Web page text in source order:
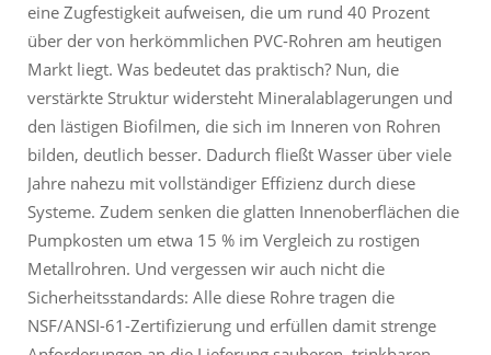
eine Zugfestigkeit aufweisen, die um rund 40 Prozent
über der von herkömmlichen PVC-Rohren am heutigen
Markt liegt. Was bedeutet das praktisch? Nun, die
verstärkte Struktur widersteht Mineralablagerungen und
den lästigen Biofilmen, die sich im Inneren von Rohren
bilden, deutlich besser. Dadurch fließt Wasser über viele
Jahre nahezu mit vollständiger Effizienz durch diese
Systeme. Zudem senken die glatten Innenoberflächen die
Pumpkosten um etwa 15 % im Vergleich zu rostigen
Metallrohren. Und vergessen wir auch nicht die
Sicherheitsstandards: Alle diese Rohre tragen die
NSF/ANSI-61-Zertifizierung und erfüllen damit strenge